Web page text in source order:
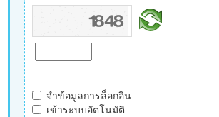
จำข้อมูลการล็อกอิน
เข้าระบบอัตโนมัติ